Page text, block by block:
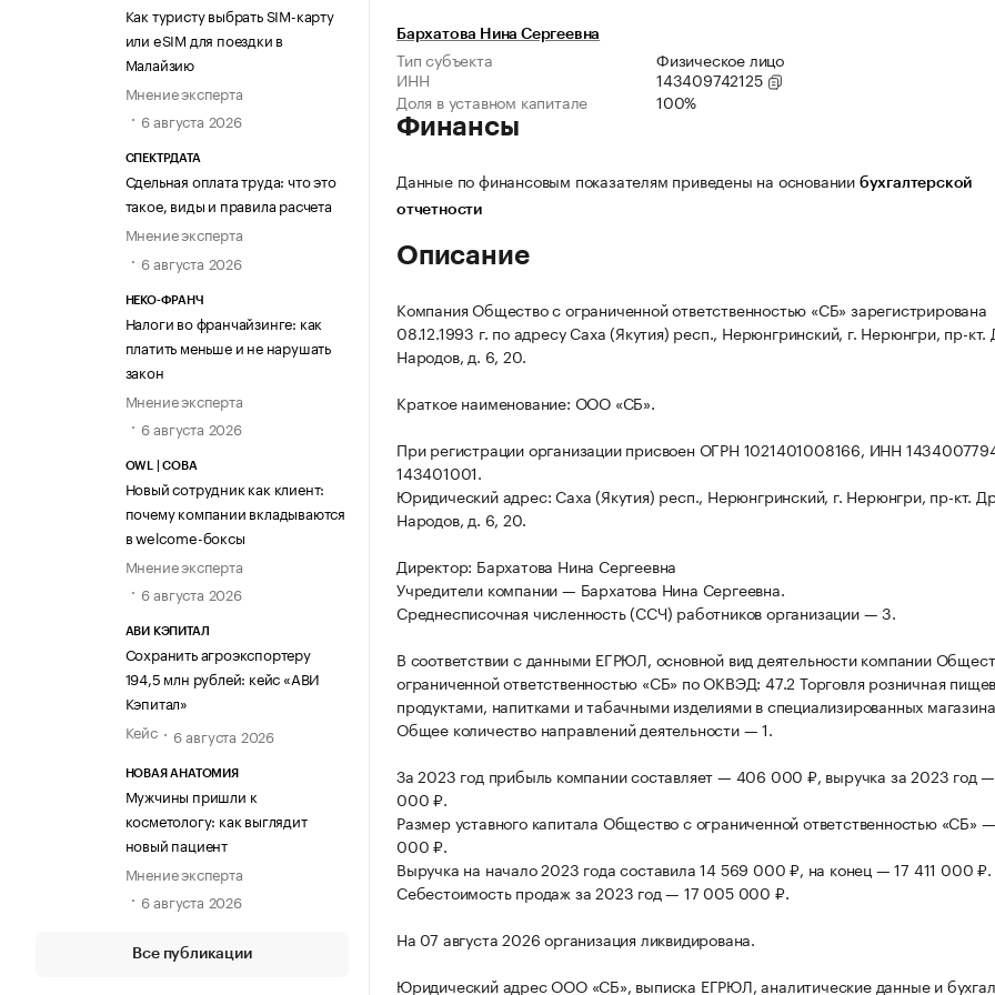
Как туристу выбрать SIM-карту
или eSIM для поездки в
Малайзию
Мнение эксперта
6 августа 2026
СПЕКТРДАТА
Сдельная оплата труда: что это
такое, виды и правила расчета
Мнение эксперта
6 августа 2026
НЕКО-ФРАНЧ
Налоги во франчайзинге: как
платить меньше и не нарушать
закон
Мнение эксперта
6 августа 2026
OWL | СОВА
Новый сотрудник как клиент:
почему компании вкладываются
в welcome-боксы
Мнение эксперта
6 августа 2026
АВИ КЭПИТАЛ
Сохранить агроэкспортеру
194,5 млн рублей: кейс «АВИ
Кэпитал»
Кейс
6 августа 2026
НОВАЯ АНАТОМИЯ
Мужчины пришли к
косметологу: как выглядит
новый пациент
Мнение эксперта
6 августа 2026
Все публикации
Бархатова Нина Сергеевна
Тип субъекта
Физическое лицо
ИНН
143409742125
Доля в уставном капитале
100%
Финансы
Данные по финансовым показателям приведены на основании бухгалтерской
отчетности
Описание
Компания Общество с ограниченной ответственностью «СБ» зарегистрирована
08.12.1993 г. по адресу Саха (Якутия) респ., Нерюнгринский, г. Нерюнгри, пр-
Народов, д. 6, 20.
Краткое наименование: ООО «СБ».
При регистрации организации присвоен ОГРН 1021401008166, ИНН
143401001.
Юридический адрес: Саха (Якутия) респ., Нерюнгринский, г. Нерюнгри, пр-кт.
Народов, д. 6, 20.
Директор: Бархатова Нина Сергеевна
Учредители компании — Бархатова Нина Сергеевна.
Среднесписочная численность (ССЧ) работников организации — 3.
В соответствии с данными ЕГРЮЛ, основной вид деятельности компании
ограниченной ответственностью «СБ» по ОКВЭД: 47.2 Торговля розничная
продуктами, напитками и табачными изделиями в специализированных
Общее количество направлений деятельности — 1.
За 2023 год прибыль компании составляет — 406 000 ₽, выручка за 2023 год —
000 ₽.
Размер уставного капитала Общество с ограниченной ответственностью «СБ»
000 ₽.
Выручка на начало 2023 года составила 14 569 000 ₽, на конец — 17 411 000 ₽.
Себестоимость продаж за 2023 год — 17 005 000 ₽.
На 07 августа 2026 организация ликвидирована.
Юридический адрес ООО «СБ», выписка ЕГРЮЛ, аналитические данные и